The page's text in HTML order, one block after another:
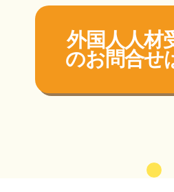
外国人人材
のお問合せ